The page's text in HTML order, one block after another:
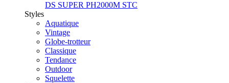
DS SUPER PH2000M STC
Styles
Aquatique
Vintage
Globe-trotteur
Classique
Tendance
Outdoor
Squelette